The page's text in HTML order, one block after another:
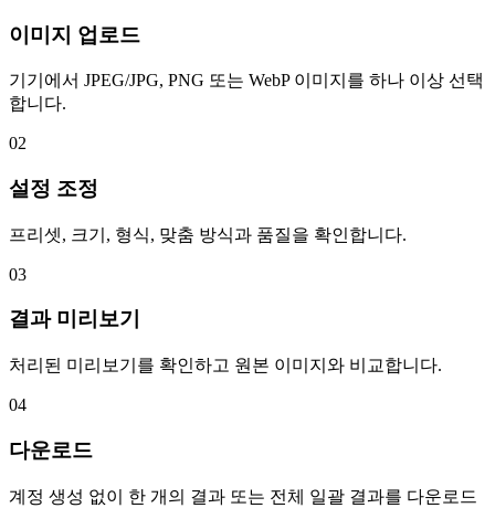
이미지 업로드
기기에서 JPEG/JPG, PNG 또는 WebP 이미지를 하나 이상 선택
합니다.
02
설정 조정
프리셋, 크기, 형식, 맞춤 방식과 품질을 확인합니다.
03
결과 미리보기
처리된 미리보기를 확인하고 원본 이미지와 비교합니다.
04
다운로드
계정 생성 없이 한 개의 결과 또는 전체 일괄 결과를 다운로드